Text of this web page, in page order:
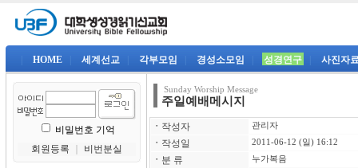
HOME 세계선교 각부모임 경성소모임 성경연구 사진자
비밀번호 기억
회원등록
비번분실
Sunday Worship Message
주일예배메시지
ㆍ 작성자 관리자
ㆍ 작성일 2011-06-12 (일) 16:12
ㆍ 분 류 누가복음